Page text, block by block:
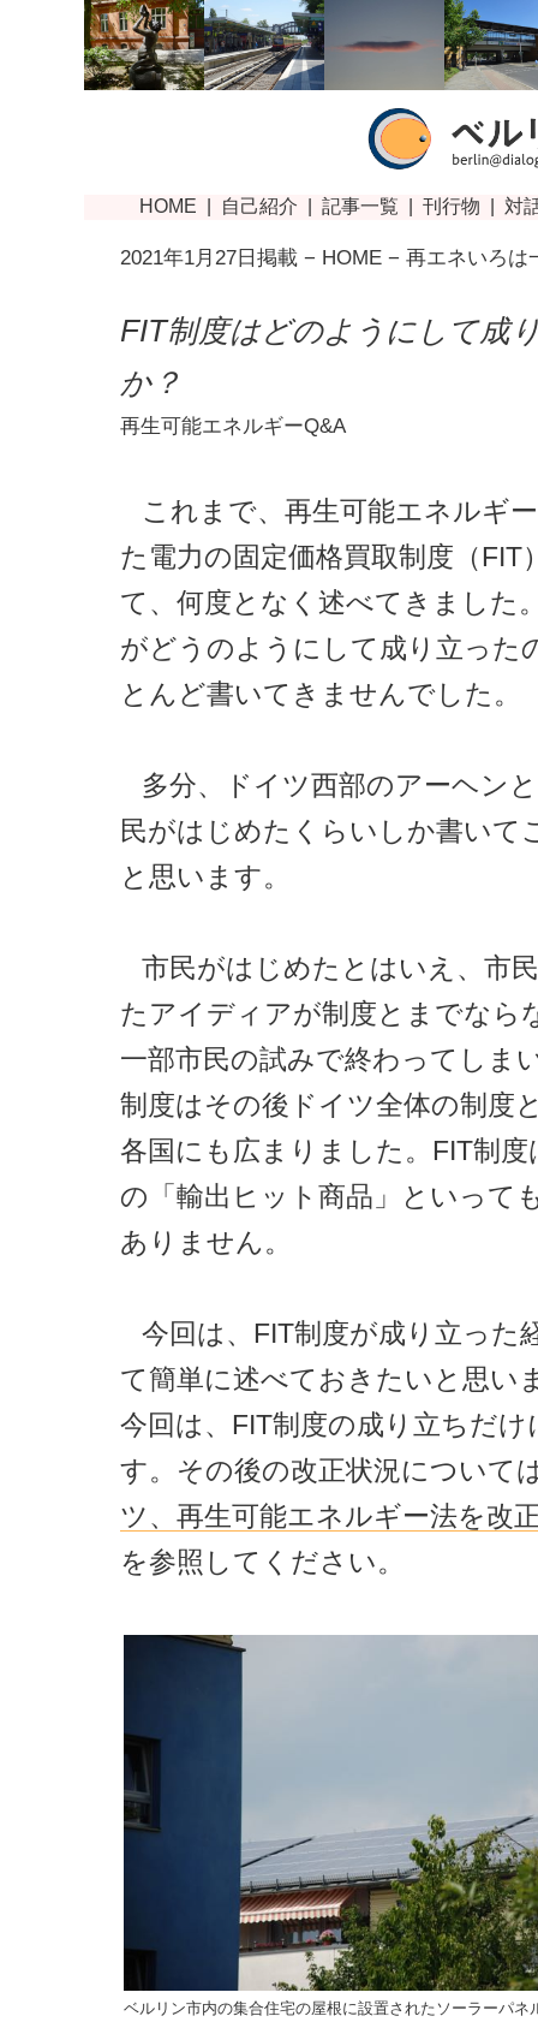
2021年1月27日掲載 − HOME − 再エネいろは
FIT制度はどのようにして成
か？
再生可能エネルギーQ&A
これまで、再生可能エネルギ
た電力の固定価格買取制度（FIT
て、何度となく述べてきました
がどうのようにして成り立った
とんど書いてきませんでした。
多分、ドイツ西部のアーヘン
民がはじめたくらいしか書いて
と思います。
市民がはじめたとはいえ、市
たアイディアが制度とまでなら
一部市民の試みで終わってしま
制度はその後ドイツ全体の制度
各国にも広まりました。FIT制
の「輸出ヒット商品」といって
ありません。
今回は、FIT制度が成り立った
て簡単に述べておきたいと思い
今回は、FIT制度の成り立ちだけ
す。その後の改正状況について
ツ、再生可能エネルギー法を改
を参照してください。
ベルリン市内の集合住宅の屋根に設置されたソーラーパネ